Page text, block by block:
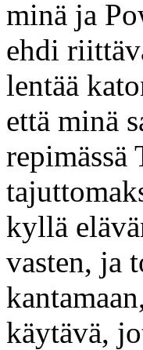
minä ja
ehdi
lentää
että minä
kyllä
vasten, ja
käytävä,